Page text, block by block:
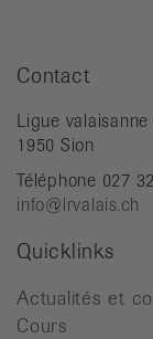
Contact
Ligue
1950 Sion
Téléphone 027
info@lrvalais.ch
Quicklinks
Actualités et
Cours